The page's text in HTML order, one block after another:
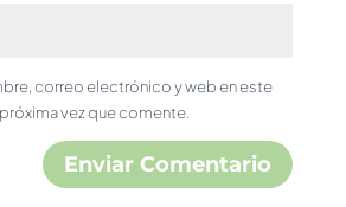
correo electrónico y web en este
vez que comente.